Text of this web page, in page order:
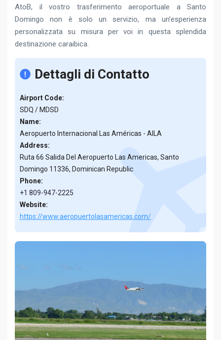
AtoB, il vostro trasferimento aeroportuale a Santo
Domingo non è solo un servizio, ma un’esperienza
personalizzata su misura per voi in questa splendida
destinazione caraibica.
Dettagli di Contatto
Airport Code:
SDQ / MDSD
Name:
Aeropuerto Internacional Las Américas - AILA
Address:
Ruta 66 Salida Del Aeropuerto Las Americas, Santo
Domingo 11336, Dominican Republic
Phone:
+1 809-947-2225
Website:
https://www.aeropuertolasamericas.com/